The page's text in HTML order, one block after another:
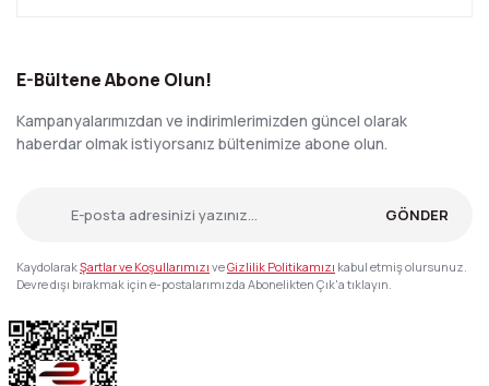
E-Bültene Abone Olun!
Kampanyalarımızdan ve indirimlerimizden güncel olarak
haberdar olmak istiyorsanız bültenimize abone olun.
GÖNDER
KaydolarakŞartlar ve Koşullarımızı veGizlilik Politikamızı kabul etmiş olursunuz.
Devre dışı bırakmak için e-postalarımızda Abonelikten Çık'a tıklayın.